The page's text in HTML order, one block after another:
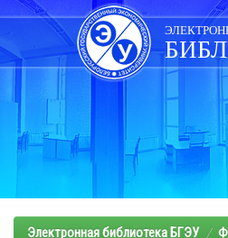
Skip
navigation
Электронная библиотека БГЭУ